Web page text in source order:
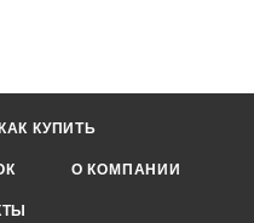
КАК КУПИТЬ
О КОМПАНИИ